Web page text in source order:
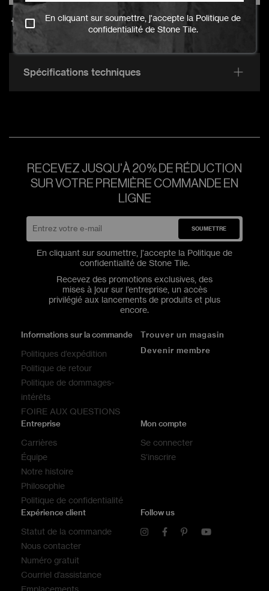
Spécifications techniques
RECEVEZ JUSQU'À 20% DE RÉDUCTION
SUR VOTRE PREMIÈRE COMMANDE EN
LIGNE
En cliquant sur soumettre, j'accepte la Politique de
confidentialitéde Stone Tile.
SOUMETTRE
Recevez des promotions exclusives, des
mises à jour sur l’entreprise, un accès
privilégié aux lancements de produits et plus
encore.
Trouver un magasin
Devenir membre
Informations sur la commande
Politiques d’expédition
Politique de retour
Politique de dommages-
intérêts
FOIRE AUX QUESTIONS
Entreprise
Carrières
Équipe
Notre histoire
Philosophie
Politique de confidentialité
Expérience client
Statut de la commande
Nous contacter
Numéro gratuit
Courriel d’assistance
Mon compte
Se connecter
S’inscrire
Follow us
En cliquant sur soumettre, j'accepte la Politique de
confidentialitéde Stone Tile.